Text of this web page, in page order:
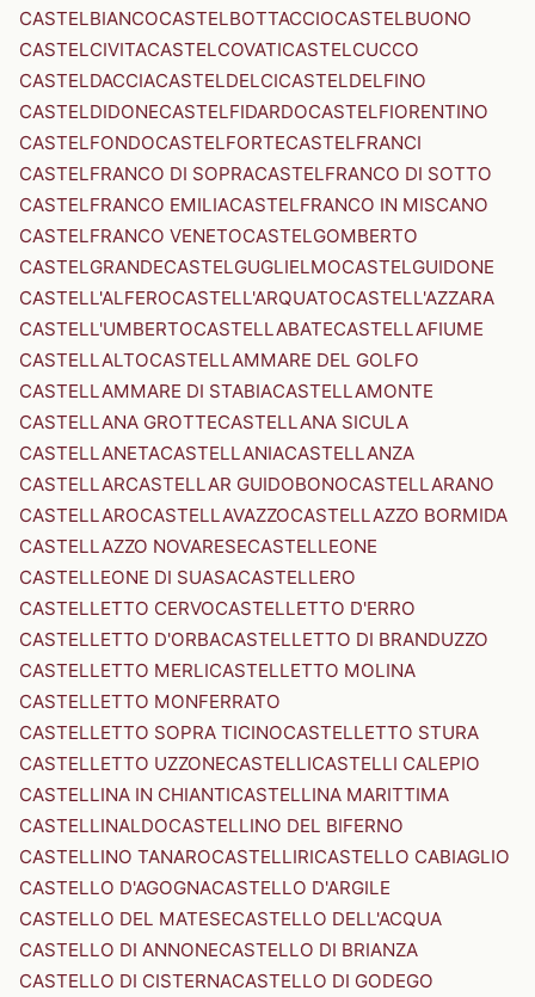
CASTELBIANCOCASTELBOTTACCIOCASTELBUONO
CASTELCIVITACASTELCOVATICASTELCUCCO
CASTELDACCIACASTELDELCICASTELDELFINO
CASTELDIDONECASTELFIDARDOCASTELFIORENTINO
CASTELFONDOCASTELFORTECASTELFRANCI
CASTELFRANCO DI SOPRACASTELFRANCO DI SOTTO
CASTELFRANCO EMILIACASTELFRANCO IN MISCANO
CASTELFRANCO VENETOCASTELGOMBERTO
CASTELGRANDECASTELGUGLIELMOCASTELGUIDONE
CASTELL'ALFEROCASTELL'ARQUATOCASTELL'AZZARA
CASTELL'UMBERTOCASTELLABATECASTELLAFIUME
CASTELLALTOCASTELLAMMARE DEL GOLFO
CASTELLAMMARE DI STABIACASTELLAMONTE
CASTELLANA GROTTECASTELLANA SICULA
CASTELLANETACASTELLANIACASTELLANZA
CASTELLARCASTELLAR GUIDOBONOCASTELLARANO
CASTELLAROCASTELLAVAZZOCASTELLAZZO BORMIDA
CASTELLAZZO NOVARESECASTELLEONE
CASTELLEONE DI SUASACASTELLERO
CASTELLETTO CERVOCASTELLETTO D'ERRO
CASTELLETTO D'ORBACASTELLETTO DI BRANDUZZO
CASTELLETTO MERLICASTELLETTO MOLINA
CASTELLETTO MONFERRATO
CASTELLETTO SOPRA TICINOCASTELLETTO STURA
CASTELLETTO UZZONECASTELLICASTELLI CALEPIO
CASTELLINA IN CHIANTICASTELLINA MARITTIMA
CASTELLINALDOCASTELLINO DEL BIFERNO
CASTELLINO TANAROCASTELLIRICASTELLO CABIAGLIO
CASTELLO D'AGOGNACASTELLO D'ARGILE
CASTELLO DEL MATESECASTELLO DELL'ACQUA
CASTELLO DI ANNONECASTELLO DI BRIANZA
CASTELLO DI CISTERNACASTELLO DI GODEGO